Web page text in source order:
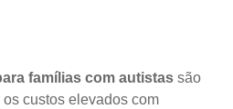
famílias com autistas são
custos elevados com